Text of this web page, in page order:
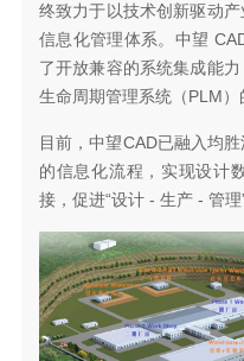
终致力于以技术创新驱动
信息化管理体系。中望
了开放兼容的系统集成能
生命周期管理系统（PLM）
目前，中望CAD已融入均
的信息化流程，实现设计
接，促进“设计 - 生产 - 管